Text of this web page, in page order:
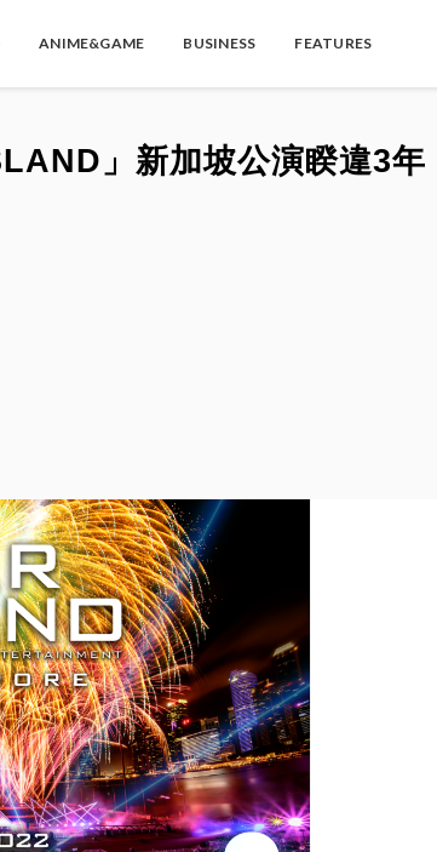
ANIME&GAME BUSINESS FEATURES
」新加坡公演睽違3年